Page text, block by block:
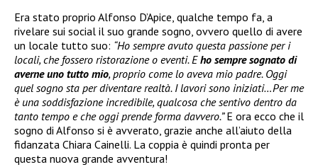
Era stato proprio Alfonso D’Apice, qualche tempo fa, a
rivelare sui social il suo grande sogno, ovvero quello di avere
un locale tutto suo: “Ho sempre avuto questa passione per i
locali, che fossero ristorazione o eventi. Eho sempre sognato di
averne uno tutto mio, proprio come lo aveva mio padre. Oggi
quel sogno sta per diventare realtà. I lavori sono iniziati…Per me
è una soddisfazione incredibile, qualcosa che sentivo dentro da
tanto tempo e che oggi prende forma davvero.”E ora ecco che il
sogno di Alfonso si è avverato, grazie anche all’aiuto della
fidanzata Chiara Cainelli. La coppia è quindi pronta per
questa nuova grande avventura!